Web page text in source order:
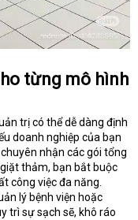
từng mô hình
trị có thể dễ dàng định
doanh nghiệp của bạn
nhận các gói tổng
thảm, bạn bắt buộc
công việc đa năng.
lý bệnh viện hoặc
trì sự sạch sẽ, khô ráo